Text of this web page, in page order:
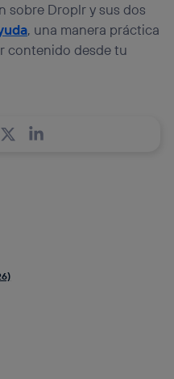
sobre Droplr y sus dos
, una manera práctica
contenido desde tu